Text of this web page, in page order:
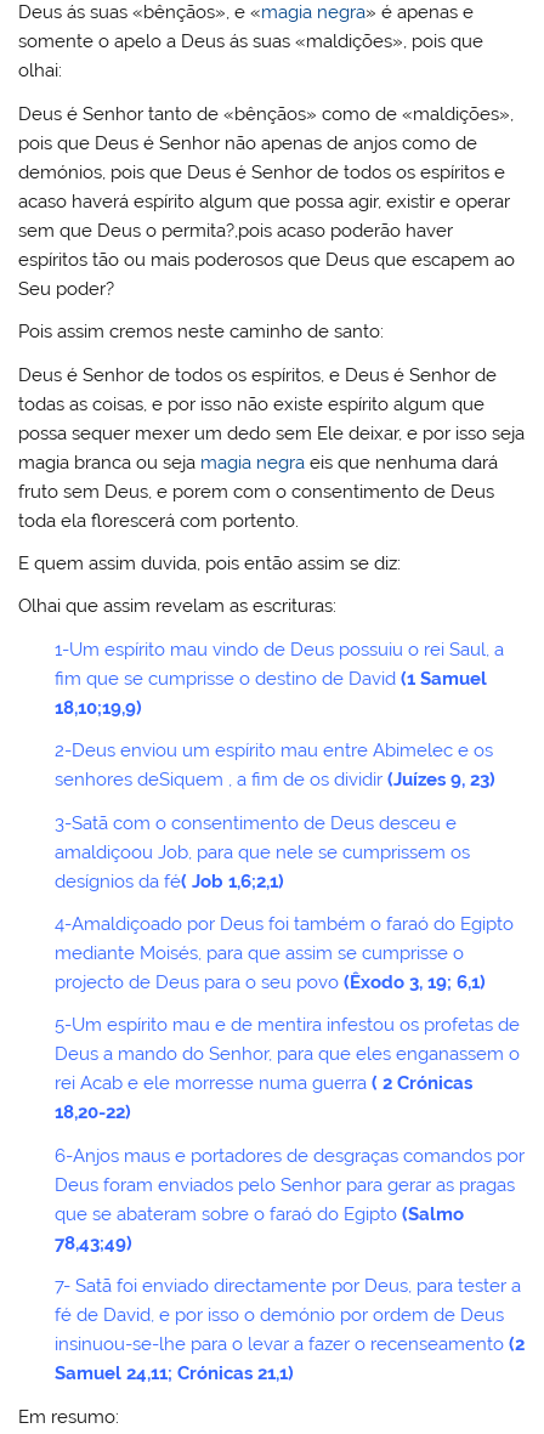
Deus ás suas «bênçãos», e «magia negra» é apenas e
somente o apelo a Deus ás suas «maldições», pois que
olhai:
Deus é Senhor tanto de «bênçãos» como de «maldições»,
pois que Deus é Senhor não apenas de anjos como de
demónios, pois que Deus é Senhor de todos os espíritos e
acaso haverá espírito algum que possa agir, existir e operar
sem que Deus o permita?,pois acaso poderão haver
espíritos tão ou mais poderosos que Deus que escapem ao
Seu poder?
Pois assim cremos neste caminho de santo:
Deus é Senhor de todos os espíritos, e Deus é Senhor de
todas as coisas, e por isso não existe espírito algum que
possa sequer mexer um dedo sem Ele deixar, e por isso seja
magia branca ou seja magia negra eis que nenhuma dará
fruto sem Deus, e porem com o consentimento de Deus
toda ela florescerá com portento.
E quem assim duvida, pois então assim se diz:
Olhai que assim revelam as escrituras:
1-Um espírito mau vindo de Deus possuiu o rei Saul, a
fim que se cumprisse o destino de David(1 Samuel
18,10;19,9)
2-Deus enviou um espírito mau entre Abimelec e os
senhores deSiquem , a fim de os dividir(Juízes 9, 23)
3-Satã com o consentimento de Deus desceu e
amaldiçoou Job, para que nele se cumprissem os
desígnios da fé( Job 1,6;2,1)
4-Amaldiçoado por Deus foi também o faraó do Egipto
mediante Moisés, para que assim se cumprisse o
projecto de Deus para o seu povo(Êxodo 3, 19; 6,1)
5-Um espírito mau e de mentira infestou os profetas de
Deus a mando do Senhor, para que eles enganassem o
rei Acab e ele morresse numa guerra ( 2 Crónicas
18,20-22)
6-Anjos maus e portadores de desgraças comandos por
Deus foram enviados pelo Senhor para gerar as pragas
que se abateram sobre o faraó do Egipto(Salmo
78,43;49)
7- Satã foi enviado directamente por Deus, para tester a
fé de David, e por isso o demónio por ordem de Deus
insinuou-se-lhe para o levar a fazer o recenseamento(2
Samuel 24,11; Crónicas 21,1)
Em resumo: